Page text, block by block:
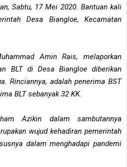
Sabtu, 17 Mei 2020. Bantuan kali
Desa Biangloe, Kecamatan
Amin Rais, melaporkan
BLT di Desa Biangloe diberikan
Rinciannya, adalah penerima BST
BLT sebanyak 32 KK.
Azikin dalam sambutannya
wujud kehadiran pemerintah
dalam menghadapi pandemi